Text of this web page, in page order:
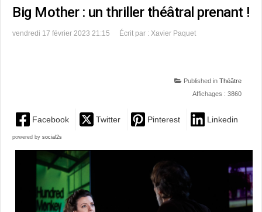
Big Mother : un thriller théâtral prenant !
vendredi 17 février 2023 21:15 Écrit par : Xavier Paquet
Published in Théâtre
Affichages : 3860
Facebook Twitter Pinterest Linkedin
powered by social2s